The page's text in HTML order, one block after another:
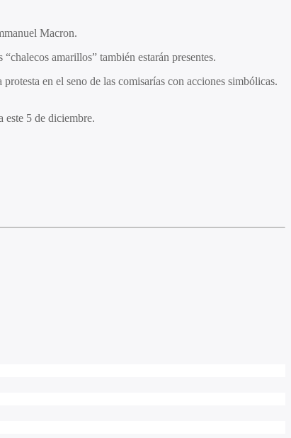
Macron.
amarillos” también estarán presentes.
en el seno de las comisarías con acciones simbólicas.
este 5 de diciembre.